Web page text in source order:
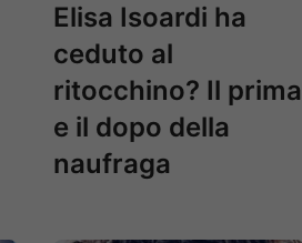
Elisa Isoardi ha
ceduto al
ritocchino? Il prima
e il dopo della
naufraga